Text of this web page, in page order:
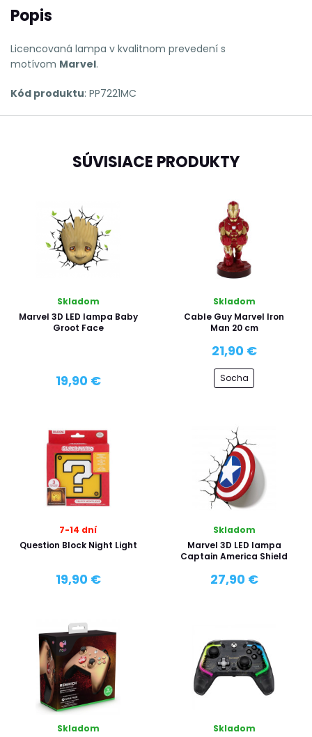
Popis
Licencovaná lampa v kvalitnom prevedení s
motívom Marvel.
Kód produktu: PP7221MC
SÚVISIACE PRODUKTY
Skladom
Marvel 3D LED lampa Baby
Groot Face
19,90 €
Skladom
Cable Guy Marvel Iron
Man 20 cm
21,90 €
Socha
7-14 dní
Question Block Night Light
19,90 €
Skladom
Marvel 3D LED lampa
Captain America Shield
27,90 €
Skladom
Skladom